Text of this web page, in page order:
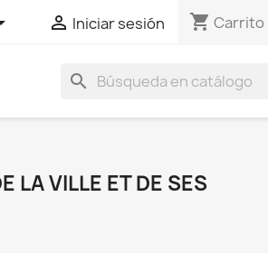
 Iniciar sesión shopping_cart Carrito
search
LA VILLE ET DE SES